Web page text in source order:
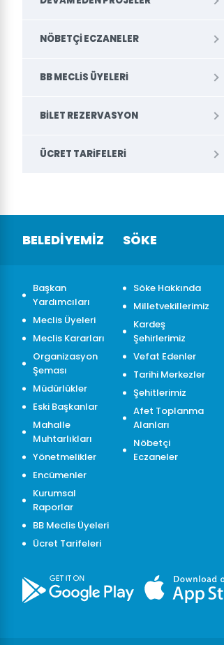
NÖBETÇI ECZANELER
BB MECLIS ÜYELERI
BILET REZERVASYON
ÜCRET TARIFELERI
BELEDİYEMİZ
Başkan
Yardımcıları
Meclis Üyeleri
Meclis Kararları
Organizasyon
Şeması
Müdürlükler
Eski Başkanlar
Mahalle
Muhtarlıkları
Yönetmelikler
Encümenler
Kurumsal
Raporlar
BB Meclis Üyeleri
Ücret Tarifeleri
SÖKE
Söke Hakkında
Milletvekillerimiz
Kardeş
Şehirlerimiz
Vefat Edenler
Tarihi Merkezler
Şehitlerimiz
Afet Toplanma
Alanları
Nöbetçi
Eczaneler